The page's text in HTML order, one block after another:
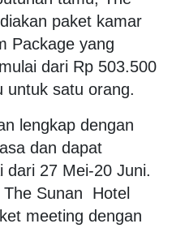
paket kamar
Package yang
dari Rp 503.500
untuk satu orang.
lengkap dengan
dan dapat
dari 27 Mei-20 Juni.
Sunan Hotel
meeting dengan